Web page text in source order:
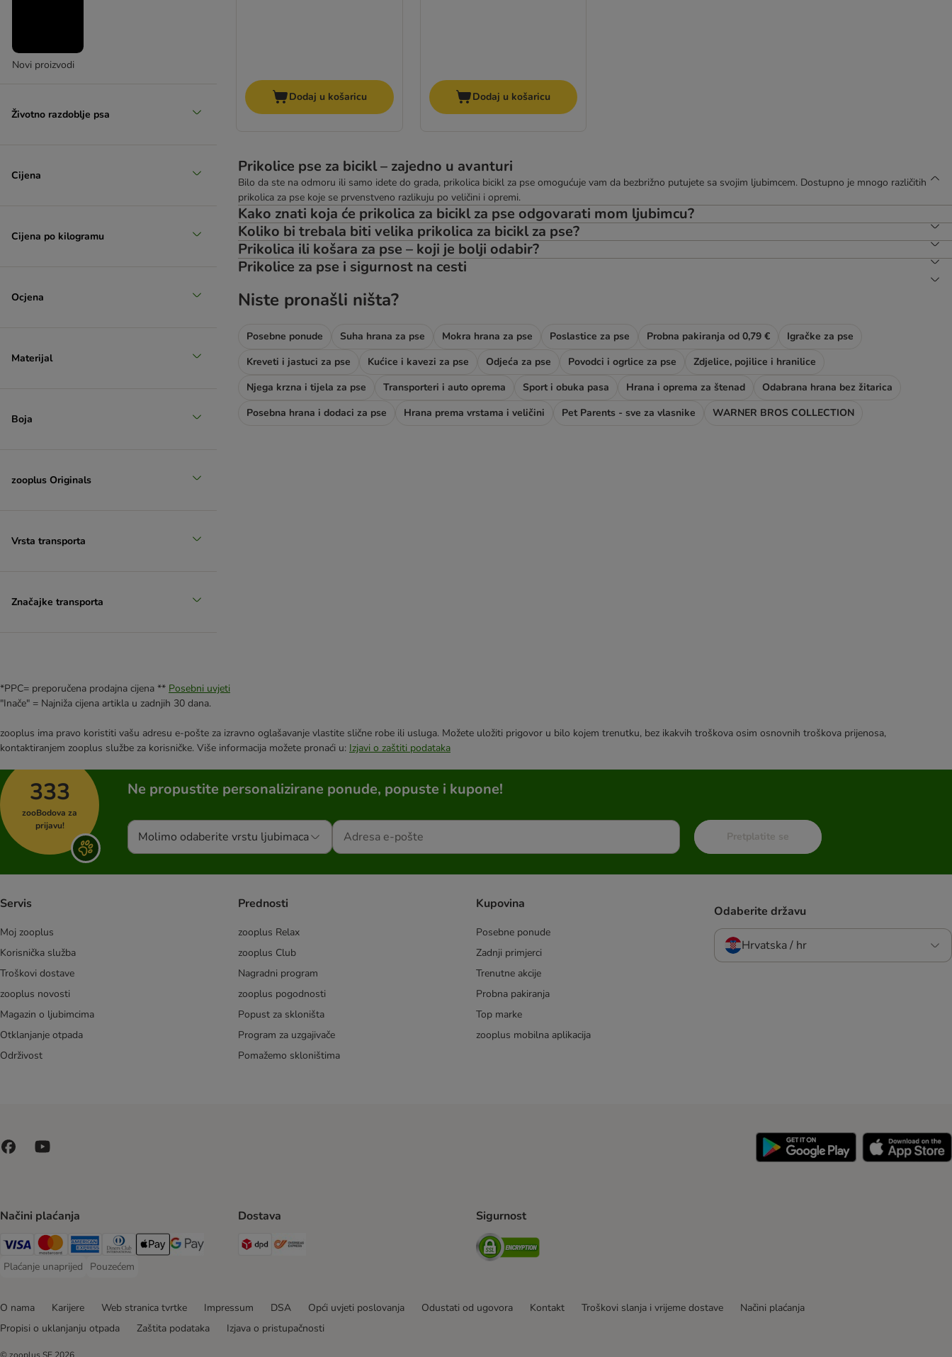
Novi proizvodi
Životno razdoblje psa
Cijena
Cijena po kilogramu
Ocjena
Materijal
Boja
zooplus Originals
Vrsta transporta
Značajke transporta
Dodaj u košaricu Dodaj u košaricu
Prikolice pse za bicikl – zajedno u avanturi
Bilo da ste na odmoru ili samo idete do grada, prikolica bicikl za pse omogućuje vam da bezbrižno putujete sa svojim ljubimcem. Dostupno je mnogo različitih
prikolica za pse koje se prvenstveno razlikuju po veličini i opremi.
Kako znati koja će prikolica za bicikl za pse odgovarati mom ljubimcu?
Koliko bi trebala biti velika prikolica za bicikl za pse?
Prikolica ili košara za pse – koji je bolji odabir?
Prikolice za pse i sigurnost na cesti
Niste pronašli ništa?
Posebne ponude Suha hrana za pse Mokra hrana za pse Poslastice za pse Probna pakiranja od 0,79 €
Igračke za pse
Kreveti i jastuci za pse
Kućice i kavezi za pse Odjeća za pse Povodci i ogrlice za pse
Zdjelice, pojilice i hranilice
Njega krzna i tijela za pse
Transporteri i auto oprema Sport i obuka pasa Hrana i oprema za štenad
Odabrana hrana bez žitarica
Posebna hrana i dodaci za pse
Hrana prema vrstama i veličini Pet Parents - sve za vlasnike WARNER BROS COLLECTION
*PPC= preporučena prodajna cijena ** Posebni uvjeti
"Inače" = Najniža cijena artikla u zadnjih 30 dana.
zooplus ima pravo koristiti vašu adresu e-pošte za izravno oglašavanje vlastite slične robe ili usluga. Možete uložiti prigovor u bilo kojem trenutku, bez ikakvih troškova osim osnovnih troškova prijenosa,
kontaktiranjem zooplus službe za korisničke. Više informacija možete pronaći u: Izjavi o zaštiti podataka
333
zooBodova za
prijavu!
Ne propustite personalizirane ponude, popuste i kupone!
Molimo odaberite vrstu ljubimaca Pretplatite se
Servis
Moj zooplus
Korisnička služba
Troškovi dostave
zooplus novosti
Magazin o ljubimcima
Otklanjanje otpada
Održivost
Prednosti
zooplus Relax
zooplus Club
Nagradni program
zooplus pogodnosti
Popust za skloništa
Program za uzgajivače
Pomažemo skloništima
Kupovina
Posebne ponude
Zadnji primjerci
Trenutne akcije
Probna pakiranja
Top marke
zooplus mobilna aplikacija
Odaberite državu
Hrvatska / hr
Načini plaćanja
Visa Payment Method
MasterCard Payment Method
American Express Payment Method
Diners Club Payment Method
Payment MethodGoogle pay Payment Method
Plaćanje unaprijed
Plaćanje unaprijed Payment Method
Pouzećem
Pouzećem Payment Method
Dostava
DPD Shipping Method
Sigurnost
Security
O nama Karijere Web stranica tvrtke Impressum DSA Opći uvjeti poslovanja Odustati od ugovora Kontakt Troškovi slanja i vrijeme dostave
Načini plaćanja
Propisi o uklanjanju otpada
Zaštita podataka Izjava o pristupačnosti